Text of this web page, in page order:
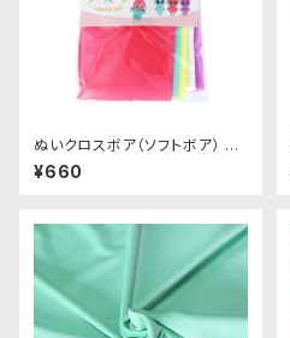
ぬいクロスボア（ソフトボア） ア
ソートセット（ビビッドカラー）｜
清原株式会社
¥660